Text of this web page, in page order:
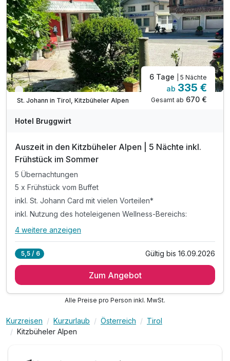
Nur noch bis September
St. Johann in Tirol, Kitzbüheler Alpen
6 Tage | 5 Nächte
ab 335 €
Gesamt ab 670 €
Hotel Bruggwirt
Auszeit in den Kitzbüheler Alpen | 5 Nächte inkl.
Frühstück im Sommer
5 Übernachtungen
5 x Frühstück vom Buffet
inkl. St. Johann Card mit vielen Vorteilen*
inkl. Nutzung des hoteleigenen Wellness-Bereichs:
Alle Inklusivleistungen
5 x Frühstück vom Buffet
inkl. Nutzung des hoteleigenen Wellness-Bereichs:
mit Sauna, Infrarotkabine & Wärmeliegen
inkl. Fahrradabstellraum & Skistall
4 weitere anzeigen
5,5 / 6 Gültig bis 16.09.2026
Zum Angebot
Alle Preise pro Person inkl. MwSt.
Kurzreisen Kurzurlaub Österreich
Tirol
Kitzbüheler Alpen